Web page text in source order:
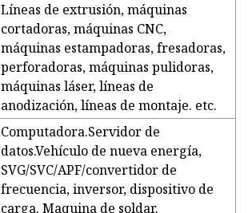
Líneas de extrusión, máquinas
cortadoras, máquinas CNC,
máquinas estampadoras, fresadoras,
perforadoras, máquinas pulidoras,
máquinas láser, líneas de
anodización, líneas de montaje. etc.
Computadora.Servidor de
datos.Vehículo de nueva energía,
SVG/SVC/APF/convertidor de
frecuencia, inversor, dispositivo de
carga. Maquina de soldar.